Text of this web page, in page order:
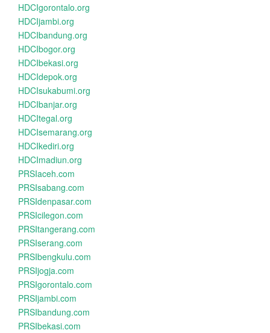
HDCIgorontalo.org
HDCIjambi.org
HDCIbandung.org
HDCIbogor.org
HDCIbekasi.org
HDCIdepok.org
HDCIsukabumi.org
HDCIbanjar.org
HDCItegal.org
HDCIsemarang.org
HDCIkediri.org
HDCImadiun.org
PRSIaceh.com
PRSIsabang.com
PRSIdenpasar.com
PRSIcilegon.com
PRSItangerang.com
PRSIserang.com
PRSIbengkulu.com
PRSIjogja.com
PRSIgorontalo.com
PRSIjambi.com
PRSIbandung.com
PRSIbekasi.com